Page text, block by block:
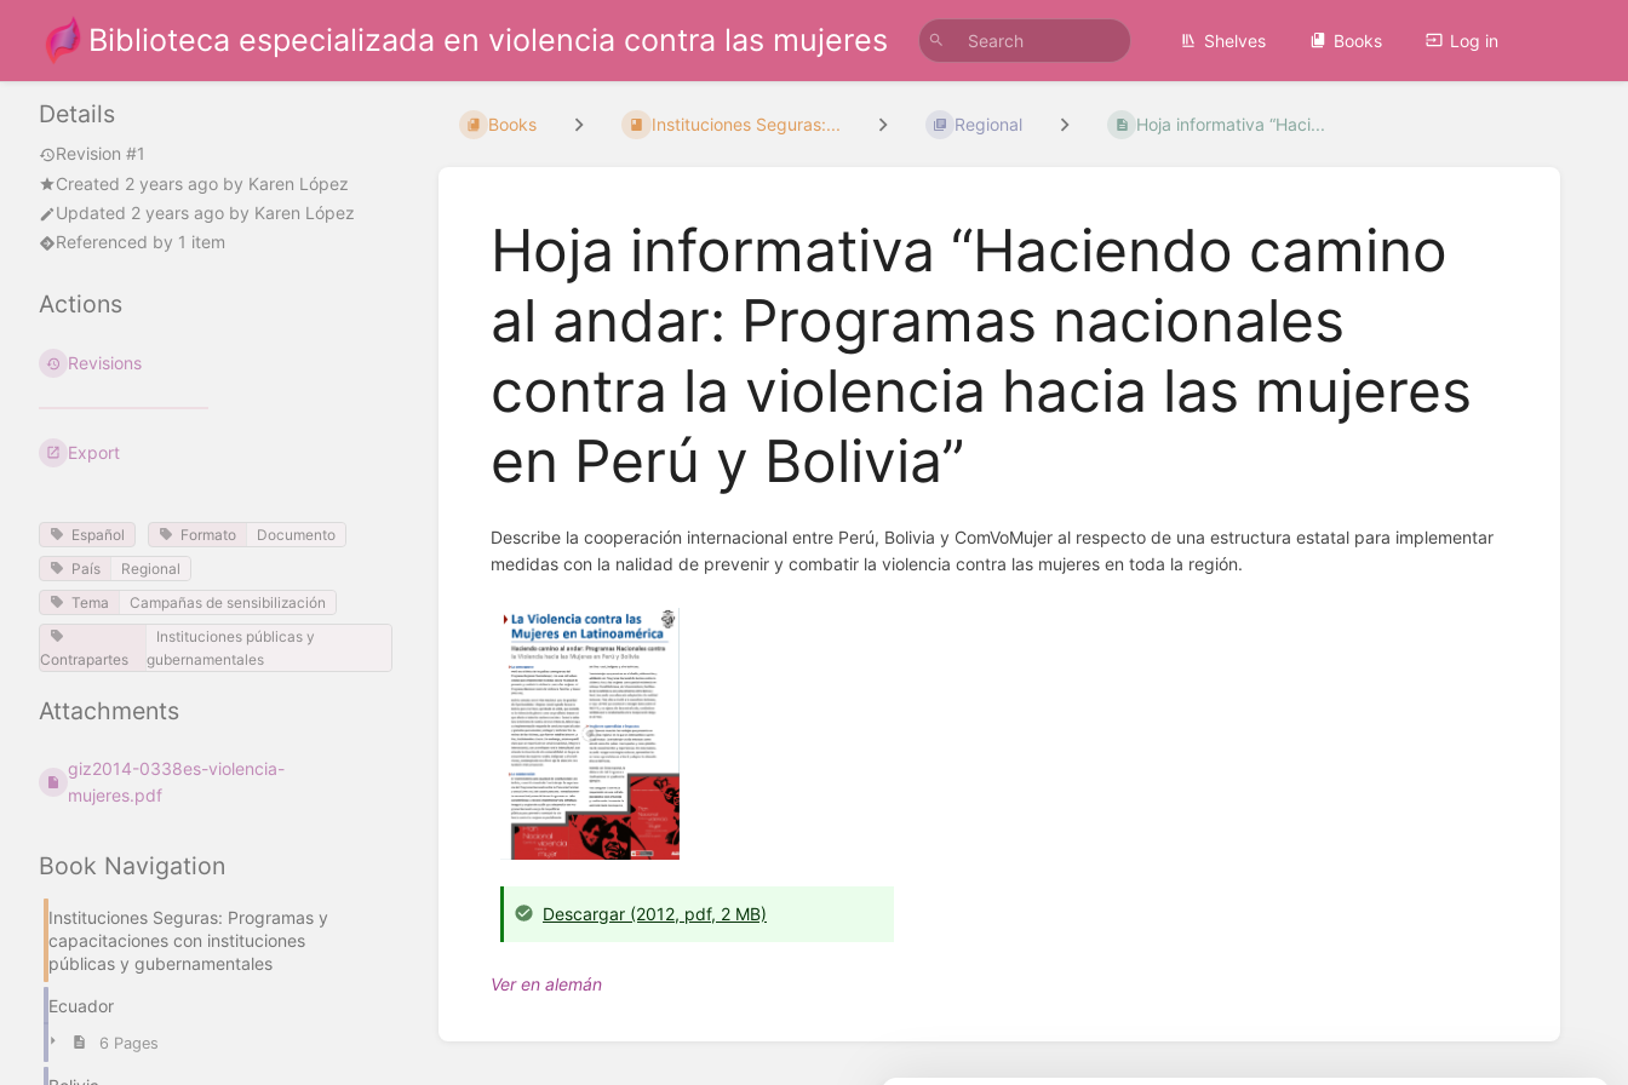
Biblioteca especializada en violencia contra las mujeres Shelves Books Log in
Details
Revision #1
Created 2 years ago by Karen López
Updated 2 years ago by Karen López
Referenced by 1 item
Actions
Revisions
Export
Español Formato
Documento
País
Regional
Tema
Campañas de sensibilización
Contrapartes
Instituciones públicas y
gubernamentales
Attachments
giz2014-0338es-violencia-
mujeres.pdf
Book Navigation
Instituciones Seguras: Programas y
capacitaciones con instituciones
públicas y gubernamentales
Ecuador
6 Pages
Books Instituciones Seguras:... Regional Hoja informativa “Haci...
Hoja informativa “Haciendo camino
al andar: Programas nacionales
contra la violencia hacia las mujeres
en Perú y Bolivia”
Describe la cooperación internacional entre Perú, Bolivia y ComVoMujer al respecto de una estructura estatal para implementar
medidas con la nalidad de prevenir y combatir la violencia contra las mujeres en toda la región.
Descargar (2012, pdf, 2 MB)
Ver en alemán